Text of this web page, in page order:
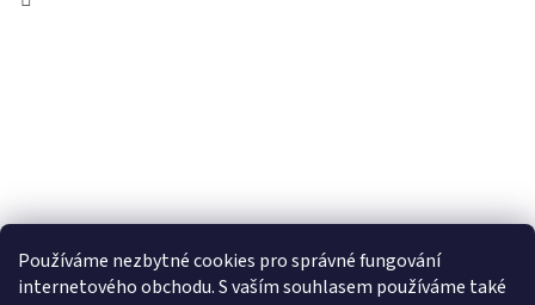
Používáme nezbytné cookies pro správné fungování
internetového obchodu. S vaším souhlasem používáme také